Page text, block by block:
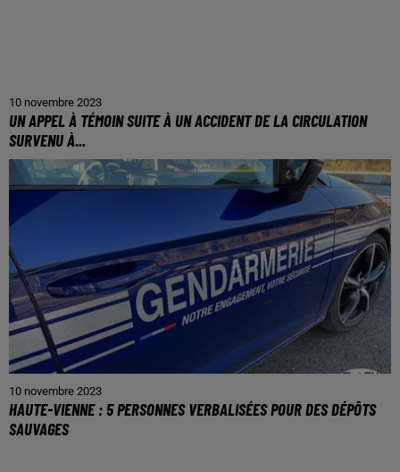
10 novembre 2023
UN APPEL À TÉMOIN SUITE À UN ACCIDENT DE LA CIRCULATION
SURVENU À...
10 novembre 2023
HAUTE-VIENNE : 5 PERSONNES VERBALISÉES POUR DES DÉPÔTS
SAUVAGES